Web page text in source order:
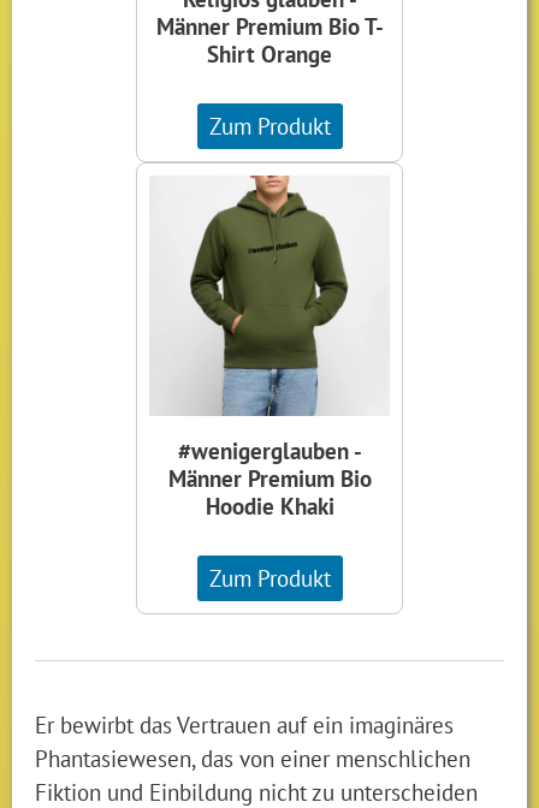
Männer Premium Bio T-
Shirt Orange
Zum Produkt
#wenigerglauben -
Männer Premium Bio
Hoodie Khaki
Zum Produkt
Er bewirbt das Vertrauen auf ein imaginäres
Phantasiewesen, das von einer menschlichen
Fiktion und Einbildung nicht zu unterscheiden